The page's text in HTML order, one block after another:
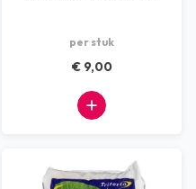
per stuk
€ 9,00